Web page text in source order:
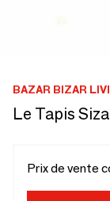
BAZAR BIZAR
Le Tapis
Prix de vente